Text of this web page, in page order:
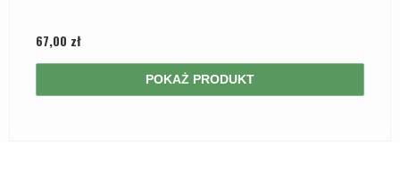
67,00 zł
POKAŻ PRODUKT